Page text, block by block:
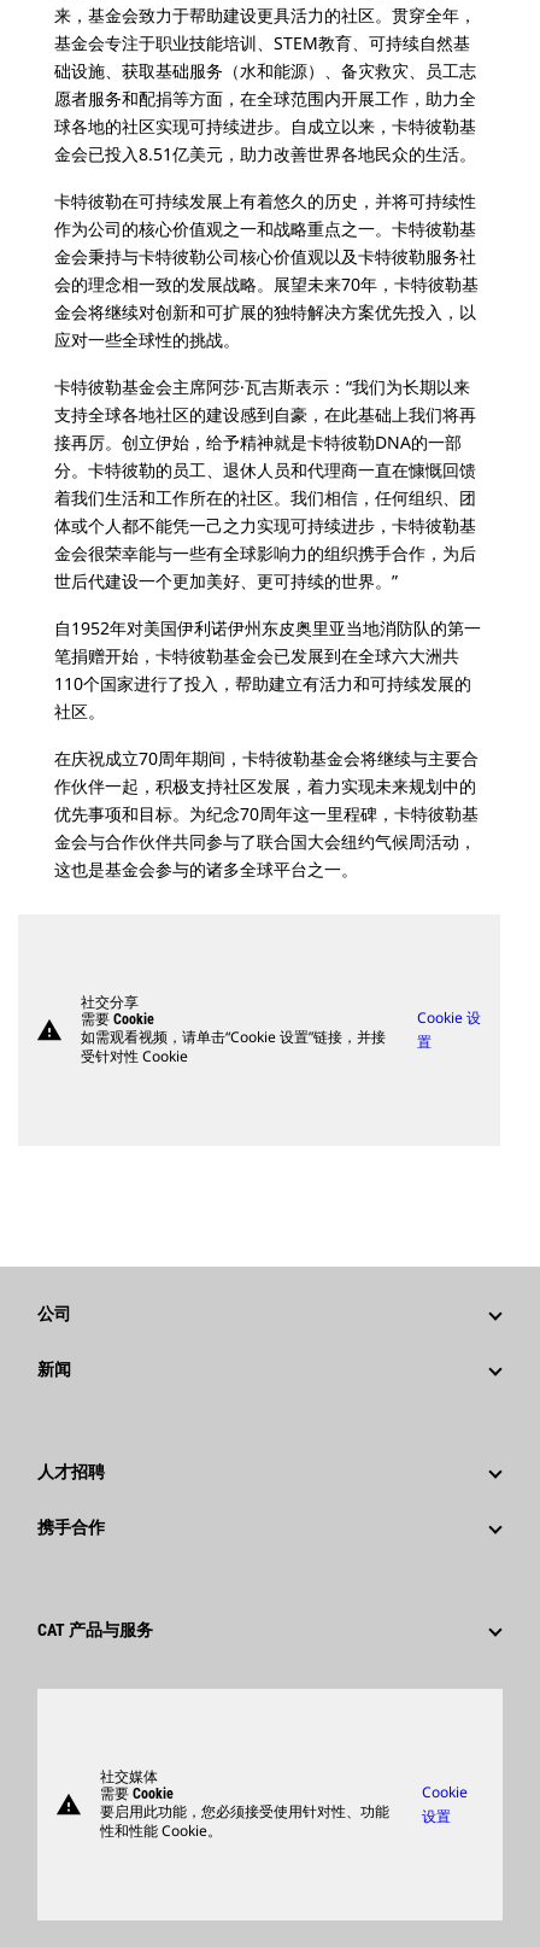
来，基金会致力于帮助建设更具活力的社区。贯穿全年，
基金会专注于职业技能培训、STEM教育、可持续自然基
础设施、获取基础服务（水和能源）、备灾救灾、员工志
愿者服务和配捐等方面，在全球范围内开展工作，助力全
球各地的社区实现可持续进步。自成立以来，卡特彼勒基
金会已投入8.51亿美元，助力改善世界各地民众的生活。
卡特彼勒在可持续发展上有着悠久的历史，并将可持续性
作为公司的核心价值观之一和战略重点之一。卡特彼勒基
金会秉持与卡特彼勒公司核心价值观以及卡特彼勒服务社
会的理念相一致的发展战略。展望未来70年，卡特彼勒基
金会将继续对创新和可扩展的独特解决方案优先投入，以
应对一些全球性的挑战。
卡特彼勒基金会主席阿莎·瓦吉斯表示：“我们为长期以来
支持全球各地社区的建设感到自豪，在此基础上我们将再
接再厉。创立伊始，给予精神就是卡特彼勒DNA的一部
分。卡特彼勒的员工、退休人员和代理商一直在慷慨回馈
着我们生活和工作所在的社区。我们相信，任何组织、团
体或个人都不能凭一己之力实现可持续进步，卡特彼勒基
金会很荣幸能与一些有全球影响力的组织携手合作，为后
世后代建设一个更加美好、更可持续的世界。”
自1952年对美国伊利诺伊州东皮奥里亚当地消防队的第一
笔捐赠开始，卡特彼勒基金会已发展到在全球六大洲共
110个国家进行了投入，帮助建立有活力和可持续发展的
社区。
在庆祝成立70周年期间，卡特彼勒基金会将继续与主要合
作伙伴一起，积极支持社区发展，着力实现未来规划中的
优先事项和目标。为纪念70周年这一里程碑，卡特彼勒基
金会与合作伙伴共同参与了联合国大会纽约气候周活动，
这也是基金会参与的诸多全球平台之一。
warning
社交分享
需要 Cookie
如需观看视频，请单击“Cookie 设置”链接，并接
受针对性 Cookie
Cookie 设
置
公司
战略
卡特彼勒 基金会
行为准则
创新
新闻
社交媒体
人才招聘
为什么选择卡特彼勒？
搜索和申请
携手合作
供应商
CAT 产品与服务
商品warning
社交媒体
需要 Cookie
要启用此功能，您必须接受使用针对性、功能
性和性能 Cookie。
Cookie
设置